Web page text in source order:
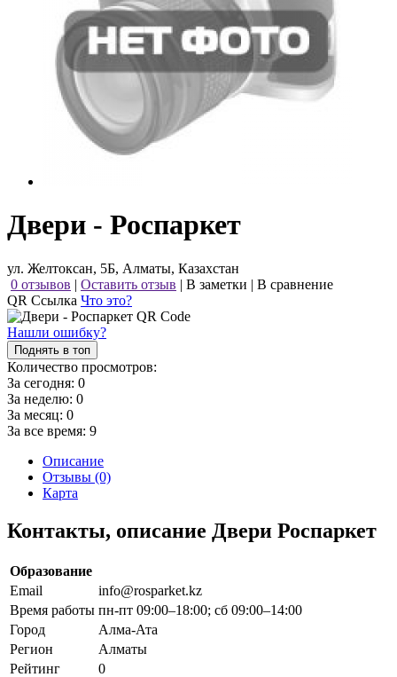
Двери - Роспаркет
ул. Желтоксан, 5Б, Алматы, Казахстан
0 отзывов | Оставить отзыв | В заметки | В сравнение
QR Ссылка Что это?
Нашли ошибку?
Поднять в топ
Количество просмотров:
За сегодня: 0
За неделю: 0
За месяц: 0
За все время: 9
Описание
Отзывы (0)
Карта
Контакты, описание Двери Роспаркет
Образование
Email
info@rosparket.kz
Время работы пн-пт 09:00–18:00; сб 09:00–14:00
Город
Алма-Ата
Регион
Алматы
Рейтинг
0